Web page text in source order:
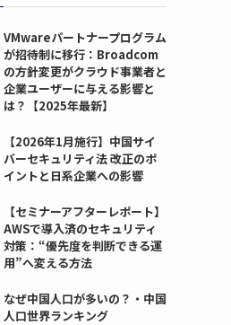
VMwareパートナープログラム
が招待制に移行：Broadcom
の方針変更がクラウド事業者と
企業ユーザーに与える影響と
は？【2025年最新】
【2026年1月施行】中国サイ
バーセキュリティ法 改正のポ
イントと日系企業への影響
【セミナーアフターレポート】
AWSで導入済のセキュリティ
対策：“優先度を判断できる運
用”へ変える方法
なぜ中国人口が多いの？・中国
人口世界ランキング